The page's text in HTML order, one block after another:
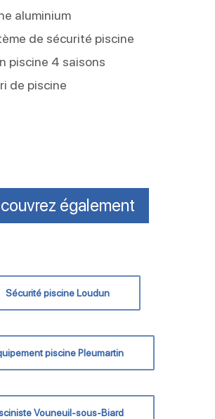
aluminium
de sécurité piscine
piscine 4 saisons
de piscine
également
Sécurité piscine Loudun
piscine Pleumartin
Vouneuil-sous-Biard